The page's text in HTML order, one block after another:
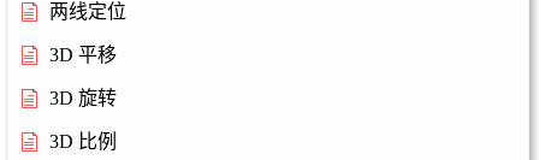
两线定位
3D 平移
3D 旋转
3D 比例